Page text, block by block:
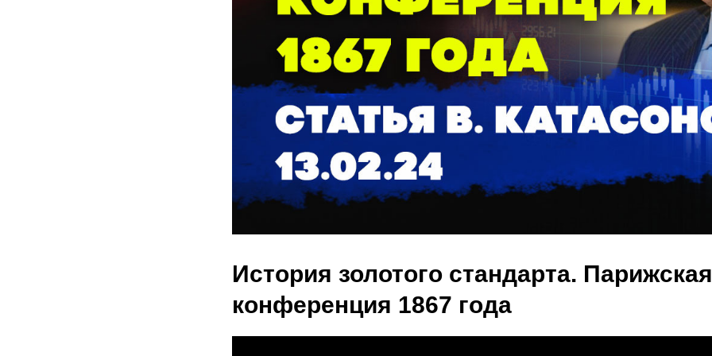
История золотого стандарта. Парижская
конференция 1867 года